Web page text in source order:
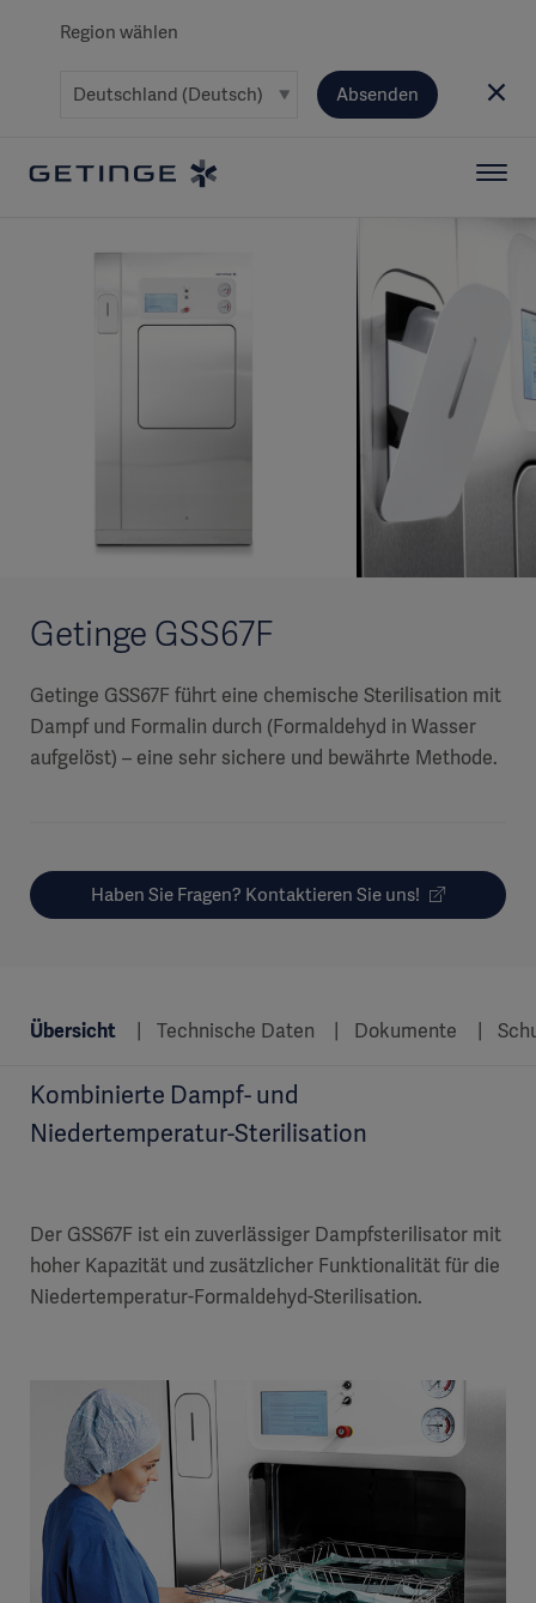
Region wählen
Absenden
Getinge GSS67F
Getinge GSS67F führt eine chemische Sterilisation mit
Dampf und Formalin durch (Formaldehyd in Wasser
aufgelöst) – eine sehr sichere und bewährte Methode.
Haben Sie Fragen? Kontaktieren Sie uns!
Übersicht Technische Daten Dokumente
Kombinierte Dampf- und
Niedertemperatur-Sterilisation
Der GSS67F ist ein zuverlässiger Dampfsterilisator mit
hoher Kapazität und zusätzlicher Funktionalität für die
Niedertemperatur-Formaldehyd-Sterilisation.